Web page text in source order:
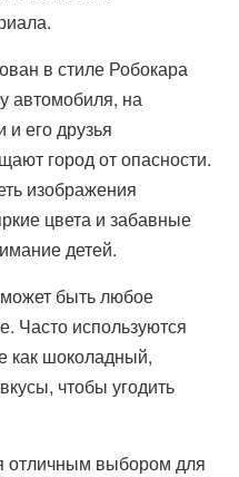
в стиле Робокара
автомобиля, на
его друзья
город от опасности.
изображения
цвета и забавные
детей.
быть любое
Часто используются
как шоколадный,
чтобы угодить
отличным выбором для